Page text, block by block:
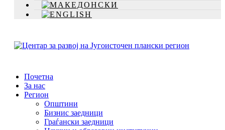
Почетна
За нас
Регион
Општини
Бизнис заедници
Граѓански заедници